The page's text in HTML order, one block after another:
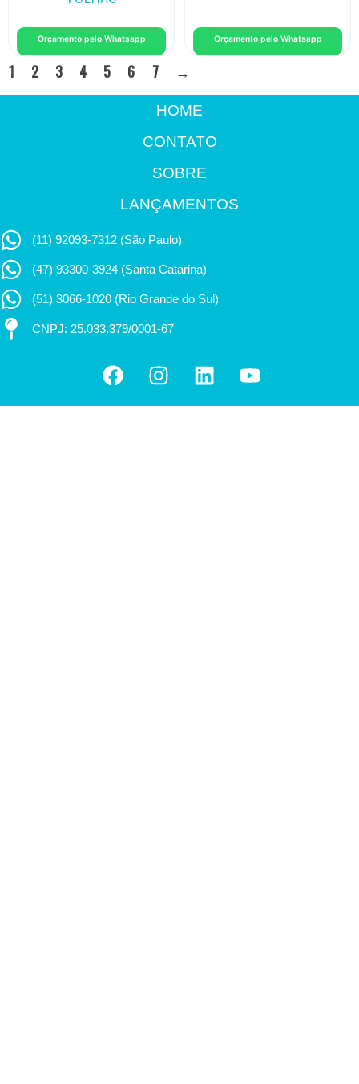
Orçamento pelo Whatsapp Orçamento pelo Whatsapp
1 2 3 4 5 6 7 →
HOME
CONTATO
SOBRE
LANÇAMENTOS
(11) 92093-7312 (São Paulo)
(47) 93300-3924 (Santa Catarina)
(51) 3066-1020 (Rio Grande do Sul)
CNPJ: 25.033.379/0001-67